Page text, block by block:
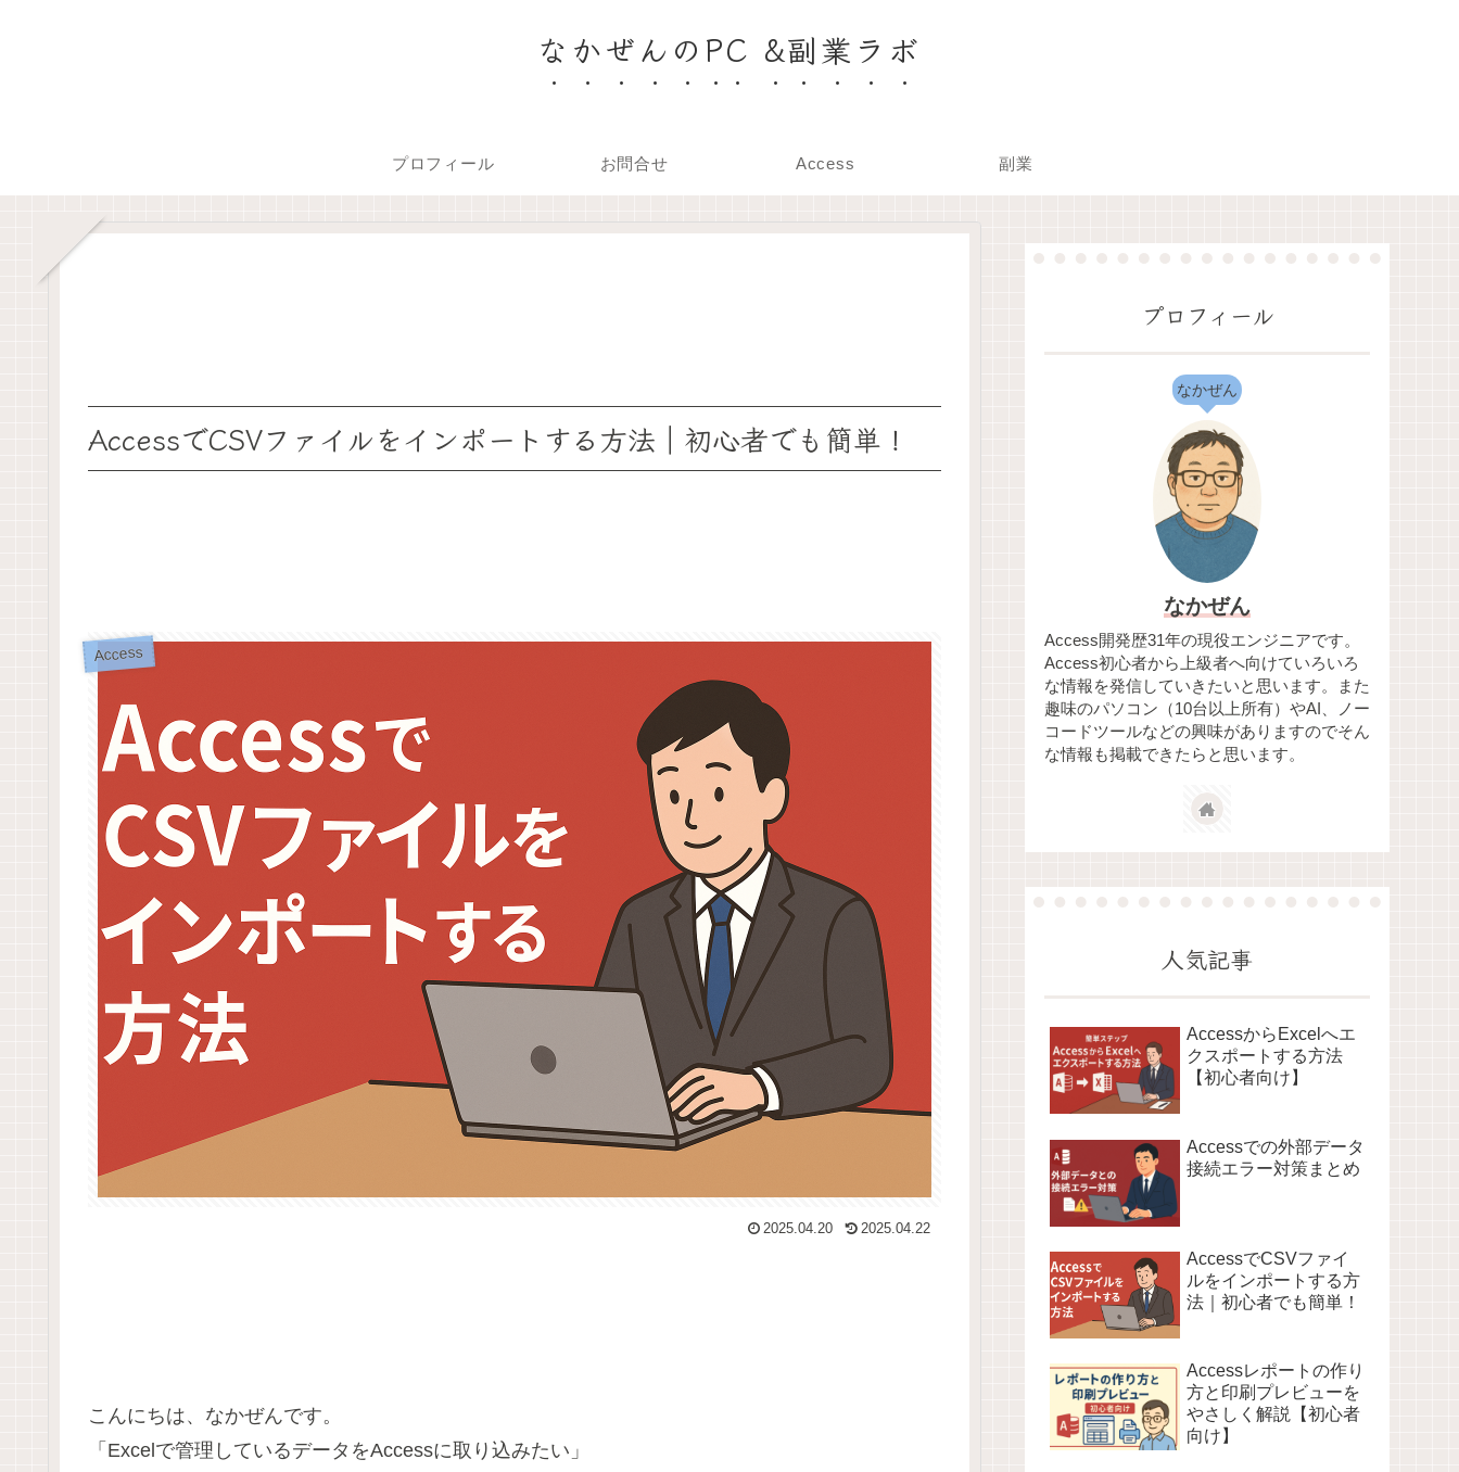
なかぜんのPC &副業ラボ
プロフィール お問合せ Access 副業
AccessでCSVファイルをインポートする方法｜初心者でも簡単！
Access
2025.04.20 2025.04.22
こんにちは、なかぜんです。
「Excelで管理しているデータをAccessに取り込みたい」
プロフィール
なかぜん
なかぜん
Access開発歴31年の現役エンジニアです。
Access初心者から上級者へ向けていろいろ
な情報を発信していきたいと思います。また
趣味のパソコン（10台以上所有）やAI、ノー
コードツールなどの興味がありますのでそん
な情報も掲載できたらと思います。
人気記事
AccessからExcelへエ
クスポートする方法
【初心者向け】
Accessでの外部データ
接続エラー対策まとめ
AccessでCSVファイ
ルをインポートする方
法｜初心者でも簡単！
Accessレポートの作り
方と印刷プレビューを
やさしく解説【初心者
向け】